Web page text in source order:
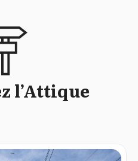
l’Attique